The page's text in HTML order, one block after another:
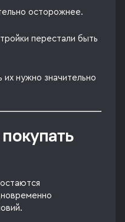
осторожнее.
перестали быть
нужно значительно